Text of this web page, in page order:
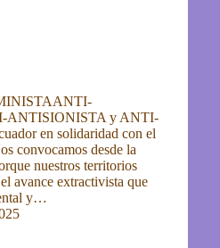
y ANTI-
en solidaridad con el
convocamos desde la
nuestros territorios
avance extractivista que
y…